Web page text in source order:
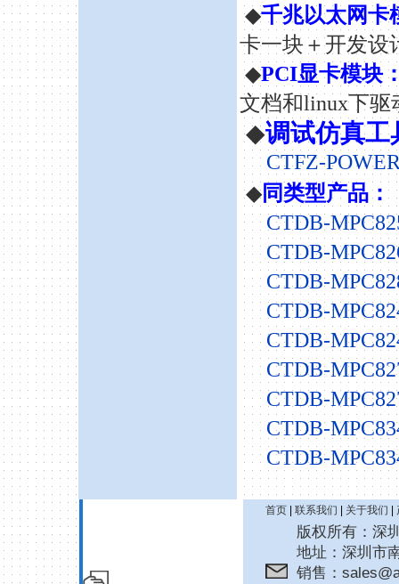
◆千兆以太网卡
卡一块＋开发设
◆PCI显卡模块
文档和linux下驱
◆调试仿真工
CTFZ-
◆同类型产品：
CTDB-
CTDB-
CTDB-
CTDB-
CTDB-
CTDB-
CTDB-
CTDB-
CTDB-
首页| 联系我们 关于我们
版权所有：深
地址：深圳市
销售：